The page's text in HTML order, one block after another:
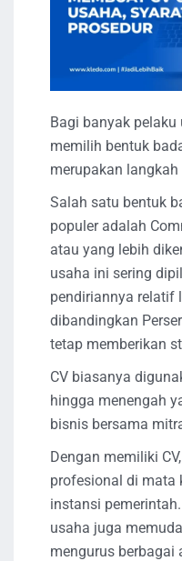
Bagi banyak pelaku
memilih bentuk
merupakan
Salah satu bentuk
populer adalah
atau yang lebih
usaha ini sering
pendiriannya relatif
dibandingkan
tetap memberikan
CV biasanya
hingga menengah
bisnis bersama
Dengan memiliki
profesional di mata
instansi
usaha juga
mengurus berbagai